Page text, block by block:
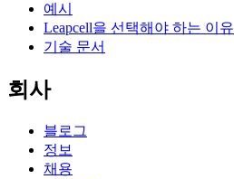
예시
Leapcell을 선택해야 하는 이유
기술 문서
회사
블로그
정보
채용